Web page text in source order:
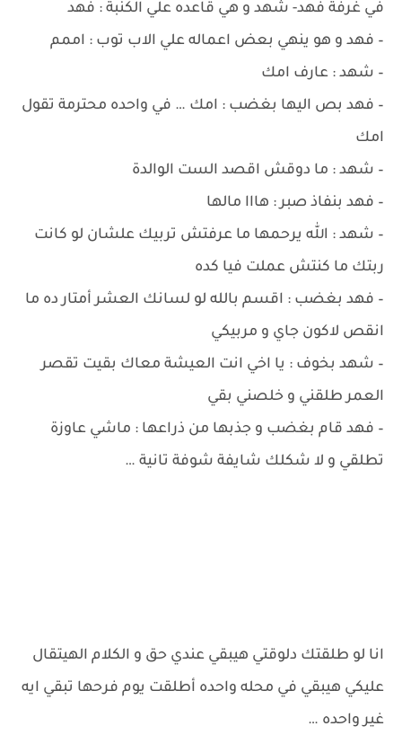
في غرفة فهد- شهد و هي قاعده علي الكنبة : فهد
– فهد و هو ينهي بعض اعماله علي الاب توب : اممم
– شهد : عارف امك
– فهد بص اليها بغضب : امك … في واحده محترمة تقول
امك
– شهد : ما دوقش اقصد الست الوالدة
– فهد بنفاذ صبر : هااا مالها
– شهد : الله يرحمها ما عرفتش تربيك علشان لو كانت
ربتك ما كنتش عملت فيا كده
– فهد بغضب : اقسم بالله لو لسانك العشر أمتار ده ما
انقص لاكون جاي و مربيكي
– شهد بخوف : يا اخي انت العيشة معاك بقيت تقصر
العمر طلقني و خلصني بقي
– فهد قام بغضب و جذبها من ذراعها : ماشي عاوزة
تطلقي و لا شكلك شايفة شوفة تانية …
انا لو طلقتك دلوقتي هيبقي عندي حق و الكلام الهيتقال
عليكي هيبقي في محله واحده أطلقت يوم فرحها تبقي ايه
غير واحده …